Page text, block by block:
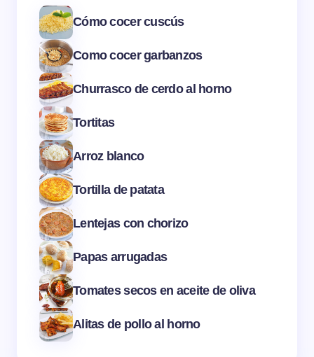
Cómo cocer cuscús
Como cocer garbanzos
Churrasco de cerdo al horno
Tortitas
Arroz blanco
Tortilla de patata
Lentejas con chorizo
Papas arrugadas
Tomates secos en aceite de oliva
Alitas de pollo al horno